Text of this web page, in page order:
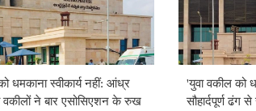
धमकाना स्वीकार्य नहीं: आंध्र
ने बार एसोसिएशन के रुख
'युवा वकील को
सौहार्दपूर्ण